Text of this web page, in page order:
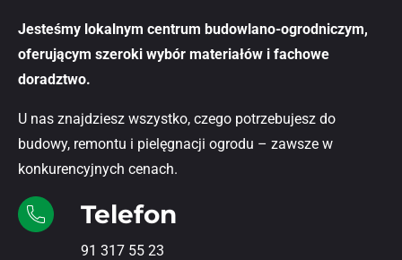
Jesteśmy lokalnym centrum budowlano-ogrodniczym,
oferującym szeroki wybór materiałów i fachowe
doradztwo.
U nas znajdziesz wszystko, czego potrzebujesz do
budowy, remontu i pielęgnacji ogrodu – zawsze w
konkurencyjnych cenach.
Telefon
91 317 55 23